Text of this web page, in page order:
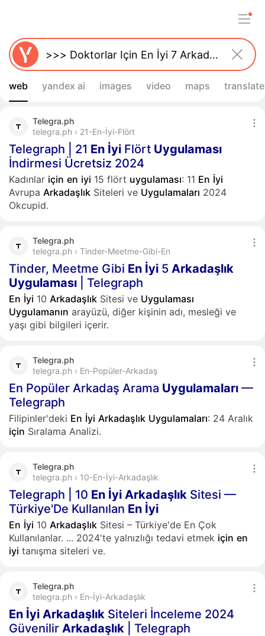
web yandex ai images video maps translate
Telegra.ph
telegra.ph › 21-En-İyi-Flört
Telegraph | 21 En İyi Flört Uygulaması
İndirmesi Ücretsiz 2024
Kadınlar için en iyi 15 flört uygulaması: 11 En İyi
Avrupa Arkadaşlık Siteleri ve Uygulamaları 2024
Okcupid.
Telegra.ph
telegra.ph › Tinder-Meetme-Gibi-En
Tinder, Meetme Gibi En İyi 5 Arkadaşlık
Uygulaması | Telegraph
En İyi 10 Arkadaşlık Sitesi ve Uygulaması
Uygulamanın arayüzü, diğer kişinin adı, mesleği ve
yaşı gibi bilgileri içerir.
Telegra.ph
telegra.ph › En-Popüler-Arkadaş
En Popüler Arkadaş Arama Uygulamaları —
Telegraph
Filipinler'deki En İyi Arkadaşlık Uygulamaları: 24 Aralık
için Sıralama Analizi.
Telegra.ph
telegra.ph › 10-En-İyi-Arkadaşlık
Telegraph | 10 En İyi Arkadaşlık Sitesi —
Türkiye'De Kullanılan En İyi
En İyi 10 Arkadaşlık Sitesi – Türkiye'de En Çok
Kullanılanlar. ... 2024'te yalnızlığı tedavi etmek için en
iyi tanışma siteleri ve.
Telegra.ph
telegra.ph › En-İyi-Arkadaşlık
En İyi Arkadaşlık Siteleri İnceleme 2024
Güvenilir Arkadaşlık | Telegraph